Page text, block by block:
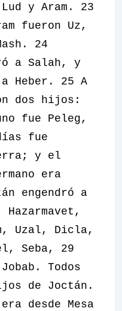
y Aram. 23
fueron Uz,
24
a Salah, y
Heber. 25 A
dos hijos:
fue Peleg,
fue
y el
era
engendró a
Uzal, Dicla,
Seba, 29
Todos
de Joctán.
desde Mesa